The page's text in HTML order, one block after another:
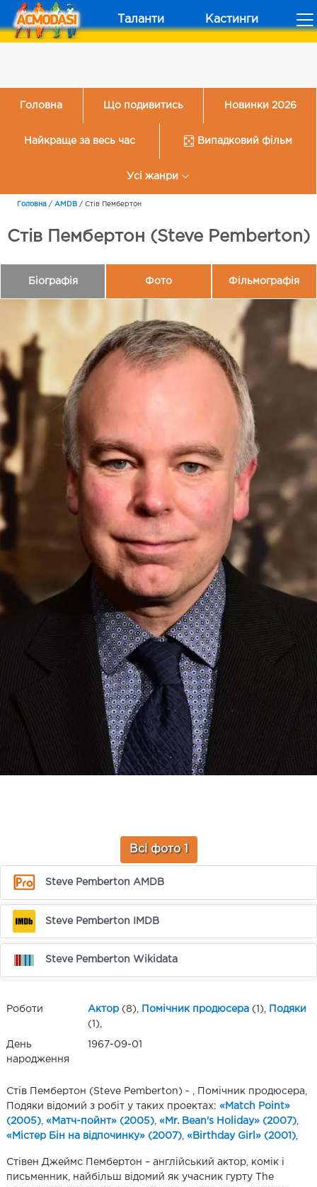
Таланти Кастинги
Головна Що подивитись Новинки 2026
Найкраще за весь час Випадковий фільм
Усі жанри
Головна / AMDB / Стів Пембертон
Стів Пембертон (Steve Pemberton)
Біографія Фото Фільмографія
Всі фото 1
Steve Pemberton AMDB
Steve Pemberton IMDB
Steve Pemberton Wikidata
Роботи Актор (8), Помічник продюсера (1),
Подяки
(1),
День
народження
1967-09-01
Стів Пембертон (Steve Pemberton) - , Помічник продюсера,
Подяки відомий з робіт у таких проектах: «Match Point»
(2005) «Матч-пойнт» (2005) «Mr. Bean's Holiday» (2007)
«Містер Бін на відпочинку» (2007) «Birthday Girl» (2001)
Стівен Джеймс Пембертон – англійський актор, комік і
письменник, найбільш відомий як учасник гурту The